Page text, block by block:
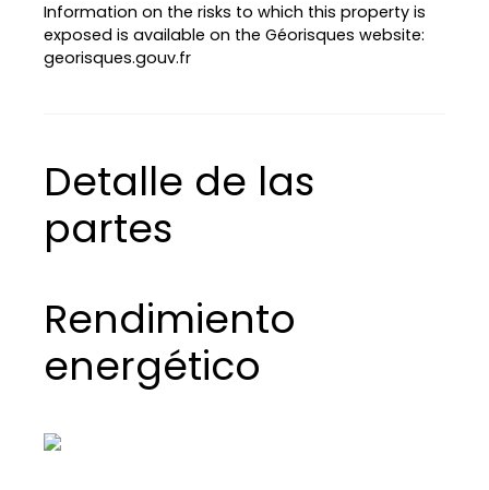
Information on the risks to which this property is
exposed is available on the Géorisques website:
georisques.gouv.fr
Detalle de las
partes
Rendimiento
energético